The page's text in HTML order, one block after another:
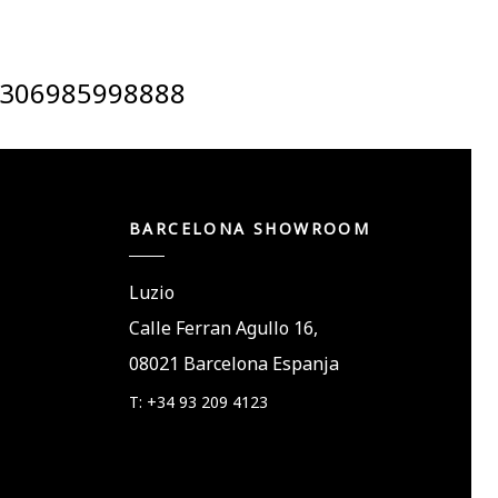
BARCELONA SHOWROOM
Luzio
Calle Ferran Agullo 16,
08021 Barcelona Espanja
T: +34 93 209 4123